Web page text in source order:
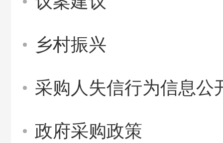
乡村振兴
采购人失信行为信息公
政府采购政策